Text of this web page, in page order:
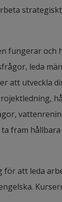
fungerar och
leda
att utveckla
fram
att leda